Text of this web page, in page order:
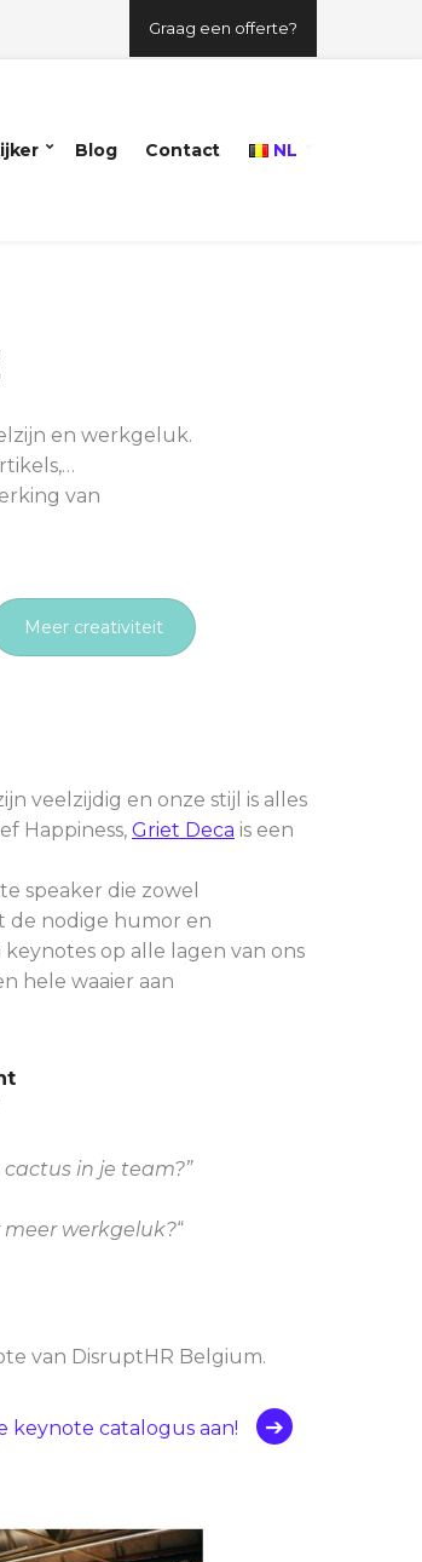
Graag een offerte?
Blog Contact NL
en werkgeluk.
van
Meer creativiteit
veelzijdig en onze stijl is alles
Happiness, Griet Deca is een
speaker die zowel
de nodige humor en
op alle lagen van ons
hele waaier aan
in je team?”
meer werkgeluk?“
van DisruptHR Belgium.
keynote catalogus aan!